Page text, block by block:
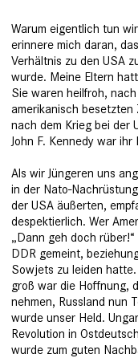
Warum eigentlich tun
erinnere mich daran,
Verhältnis zu den USA
wurde. Meine Eltern
Sie waren heilfroh,
amerikanisch
nach dem Krieg bei der
John F. Kennedy war ihr
Als wir Jüngeren uns
in der Nato-
der USA äußerten,
despektierlich. Wer
„Dann geh doch
DDR gemeint,
Sowjets zu leiden
groß war die Hoffnung,
nehmen, Russland nun
wurde unser Held.
Revolution in
wurde zum guten